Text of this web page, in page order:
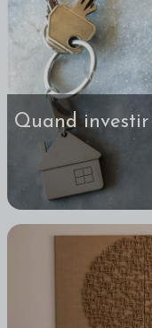
Quand investir